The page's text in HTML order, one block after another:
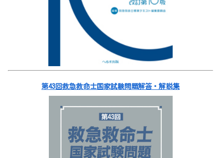
第43回救急救命士国家試験問題解答・解説集